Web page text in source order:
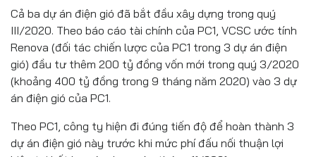
Cả ba dự án điện gió đã bắt đầu xây dựng trong quý
III/2020. Theo báo cáo tài chính của PC1, VCSC ước tính
Renova (đối tác chiến lược của PC1 trong 3 dự án điện
gió) đầu tư thêm 200 tỷ đồng vốn mới trong quý 3/2020
(khoảng 400 tỷ đồng trong 9 tháng năm 2020) vào 3 dự
án điện gió của PC1.
Theo PC1, công ty hiện đi đúng tiến độ để hoàn thành 3
dự án điện gió này trước khi mức phí đấu nối thuận lợi